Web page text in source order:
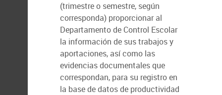
(trimestre o semestre, según
corresponda) proporcionar al
Departamento de Control Escolar
la información de sus trabajos y
aportaciones, así como las
evidencias documentales que
correspondan, para su registro en
la base de datos de productividad